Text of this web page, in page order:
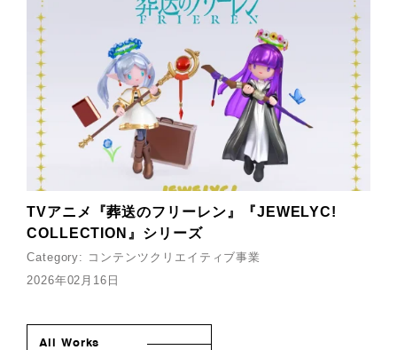
TVアニメ『葬送のフリーレン』『JEWELYC!
COLLECTION』シリーズ
Category: コンテンツクリエイティブ事業
2026年02月16日
All Works